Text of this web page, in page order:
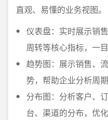
直观、易懂的业务视图。
仪表盘：实时展示销
周转等核心指标，一
趋势图：展示销售、
势，帮助企业分析周
分布图：分析客户、
台、渠道的分布，优